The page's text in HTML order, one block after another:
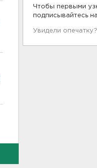
Чтобы первыми
подписывайтесь на
Увидели